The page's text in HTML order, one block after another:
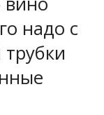
надо с